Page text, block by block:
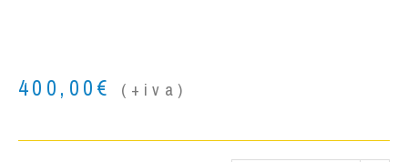
400,00€ (+iva)